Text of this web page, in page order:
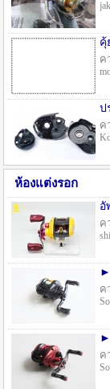
คุ้
ค
ค
ห้องแต่งรอก
อั
ค
►
ค
►
ค